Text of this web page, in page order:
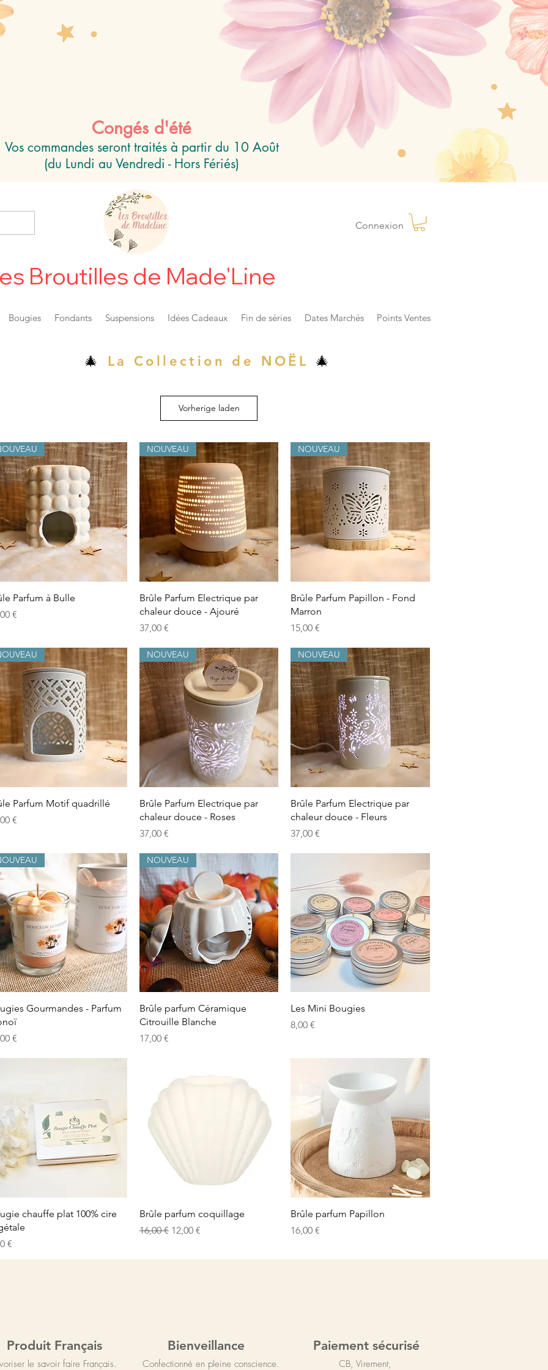
Congés d'été
Vos commandes seront traités à partir du 10 Août
(du Lundi au Vendredi - Hors Fériés)
Connexion
Broutilles de Made'Line
Bougies Fondants Suspensions Idées Cadeaux Fin de séries Dates Marchés Points Ventes
🎄 La Collection de NOËL 🎄
Vorherige laden
Schnellansicht
Parfum à Bulle
€
Schnellansicht
NOUVEAU
Brûle Parfum Electrique par
chaleur douce - Ajouré
Preis
37,00 €
Schnellansicht
NOUVEAU
Brûle Parfum Papillon - Fond
Marron
Preis
15,00 €
Schnellansicht
Parfum Motif quadrillé
€
Schnellansicht
NOUVEAU
Brûle Parfum Electrique par
chaleur douce - Roses
Preis
37,00 €
Schnellansicht
NOUVEAU
Brûle Parfum Electrique par
chaleur douce - Fleurs
Preis
37,00 €
Schnellansicht
Gourmandes - Parfum
€
Schnellansicht
NOUVEAU
Brûle parfum Céramique
Citrouille Blanche
Preis
17,00 €
Schnellansicht
Les Mini Bougies
Preis
8,00 €
Schnellansicht
chauffe plat 100% cire
€
Schnellansicht
Brûle parfum coquillage
Standardpreis
16,00 € Sale-Preis
12,00 €
Schnellansicht
Brûle parfum Papillon
Preis
16,00 €
Produit Français
le savoir faire Français.
Bienveillance
Confectionné en pleine conscience.
Paiement sécurisé
CB, Virement,